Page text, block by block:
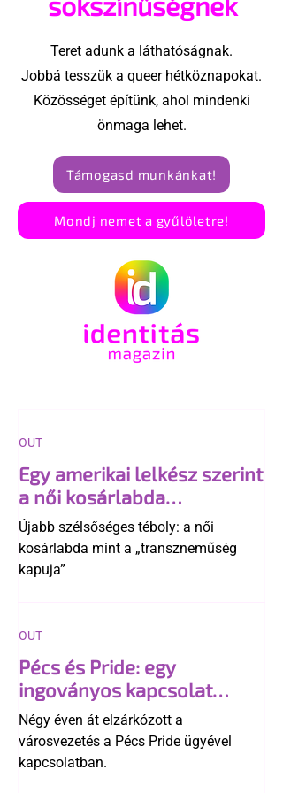
Teret adunk a láthatóságnak.
Jobbá tesszük a queer hétköznapokat.
Közösséget építünk, ahol mindenki
önmaga lehet.
Támogasd munkánkat!
Mondj nemet a gyűlöletre!
Egy amerikai lelkész szerint
a női kosárlabda
transzneműséghez vezet
Újabb szélsőséges téboly: a női
kosárlabda mint a „transzneműség
kapuja”
OUT
Pécs és Pride: egy
ingoványos kapcsolat
története
Négy éven át elzárkózott a
városvezetés a Pécs Pride ügyével
kapcsolatban.
OUT